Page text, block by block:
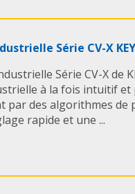
Série CV-X
Série CV-X de
à la fois intuitif
par des algorithmes de
rapide et une ...